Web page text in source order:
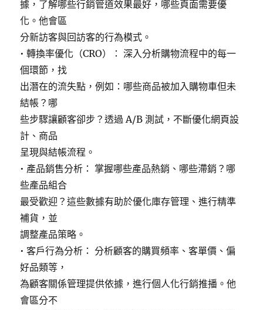
據，了解哪些行銷管道效果最好，哪些頁面需要優
化。他會區
分新訪客與回訪客的行為模式。
• 轉換率優化（CRO）： 深入分析購物流程中的每一
個環節，找
出潛在的流失點，例如：哪些商品被加入購物車但未
結帳？哪
些步驟讓顧客卻步？透過 A/B 測試，不斷優化網頁設
計、商品
呈現與結帳流程。
• 產品銷售分析： 掌握哪些產品熱銷、哪些滯銷？哪
些產品組合
最受歡迎？這些數據有助於優化庫存管理、進行精準
補貨，並
調整產品策略。
• 客戶行為分析： 分析顧客的購買頻率、客單價、偏
好品類等，
為顧客關係管理提供依據，進行個人化行銷推播。他
會區分不